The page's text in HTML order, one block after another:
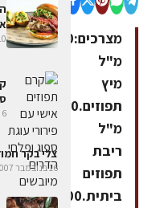
מצרכים:200
מ"ל
מיץ
תפוזים.200
מ"ל
ריבת
תפוזים
ביתית.100
10
6 באוגוסט 2016
צלי בקר
16 בנובמבר 2007